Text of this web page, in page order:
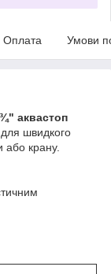
Оплата Умови
аквастоп
швидкого
або крану.